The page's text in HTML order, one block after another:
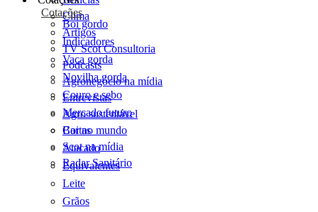
Clima
Artigos
TV Scot Consultoria
Podcasts
Agronegócio na mídia
Entrevistas
Agro sustentável
Cartas
Scot na mídia
Radar Sanitário
Cotações
Boi gordo
Indicadores
Vaca gorda
Novilha gorda
Couro e sebo
Mercado futuro
Boi no mundo
Atacado
Equivalentes
Leite
Grãos